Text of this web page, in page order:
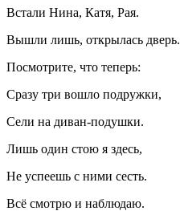
Встали Нина, Катя, Рая.
Вышли лишь, открылась дверь.
Посмотрите, что теперь:
Сразу три вошло подружки,
Сели на диван-подушки.
Лишь один стою я здесь,
Не успеешь с ними сесть.
Всё смотрю и наблюдаю.